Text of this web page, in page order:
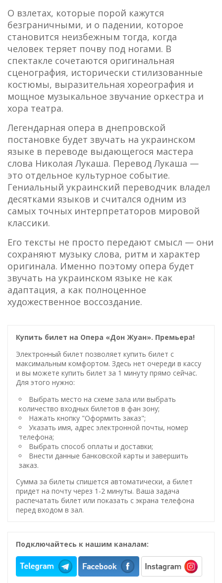
О взлетах, которые порой кажутся
безграничными, и о падении, которое
становится неизбежным тогда, когда
человек теряет почву под ногами. В
спектакле сочетаются оригинальная
сценография, исторически стилизованные
костюмы, выразительная хореография и
мощное музыкальное звучание оркестра и
хора театра.
Легендарная опера в днепровской
постановке будет звучать на украинском
языке в переводе выдающегося мастера
слова Николая Лукаша. Перевод Лукаша —
это отдельное культурное событие.
Гениальный украинский переводчик владел
десятками языков и считался одним из
самых точных интерпретаторов мировой
классики.
Его тексты не просто передают смысл — они
сохраняют музыку слова, ритм и характер
оригинала. Именно поэтому опера будет
звучать на украинском языке не как
адаптация, а как полноценное
художественное воссоздание.
Купить билет на Опера «Дон Жуан». Премьера!
Электронный билет позволяет купить билет с
максимальным комфортом. Здесь нет очереди в кассу
и вы можете купить билет за 1 минуту прямо сейчас.
Для этого нужно:
Выбрать место на схеме зала или выбрать
количество входных билетов в фан зону;
Нажать кнопку "Оформить заказ";
Указать имя, адрес электронной почты, номер
телефона;
Выбрать способ оплаты и доставки;
Внести данные банковской карты и завершить
заказ.
Сумма за билеты спишется автоматически, а билет
придет на почту через 1-2 минуты. Ваша задача
распечатать билет или показать с экрана телефона
перед входом в зал.
Подключайтесь к нашим каналам: